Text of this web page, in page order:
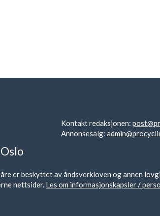
Kontakt redaksjonen:
Annonsesalg:
er beskyttet av åndsverkloven og annen
nettsider. Les om informasjonskapsler /